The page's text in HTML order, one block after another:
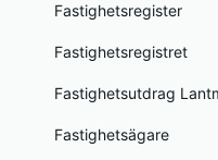
Fastighetsregister
Fastighetsregistret
Fastighetsutdrag
Fastighetsägare